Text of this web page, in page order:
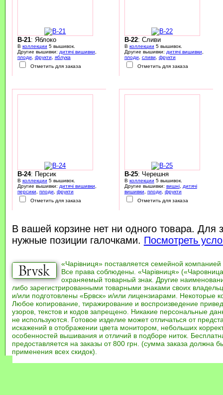
B-21: Яблоко
В коллекции 5 вышивок.
Другие вышивки: дитячі вишивки
плоди
фрукти
яблука
Отметить для заказа
B-22: Сливи
В коллекции 5 вышивок.
Другие вышивки: дитячі вишивки
плоди
сливи
фрукти
Отметить для заказа
B-24: Персик
В коллекции 5 вышивок.
Другие вышивки: дитячі вишивки
персики
плоди
фрукти
Отметить для заказа
B-25: Черешня
В коллекции 5 вышивок.
Другие вышивки: вишні,
дитячі
вишивки
плоди
фрукти
Отметить для заказа
В вашей корзине нет ни одного товара. Для
нужные позиции галочками. Посмотреть
«Чарівниця» поставляется семейной компанией
Все права соблюдены. «Чарівниця»
охраняемый товарный знак. Другие
либо зарегистрированными товарными знаками своих
и/или подготовлены «Брвск» и/или лицензиарами. Некоторые
Любое копирование, тиражирование и воспроизведение
узоров, текстов и кодов запрещено. Никакие персональные
не используются. Готовое изделие может отличаться от
искажений в отображении цвета монитором, небольших
особенностей вышивания и отличий в подборе ниток.
предоставляется на заказы от 800 грн. (сумма заказа должна
применения всех скидок).